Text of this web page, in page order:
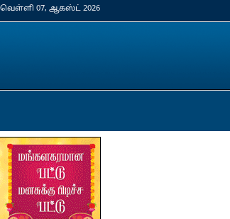
வெள்ளி 07, ஆகஸ்ட் 2026